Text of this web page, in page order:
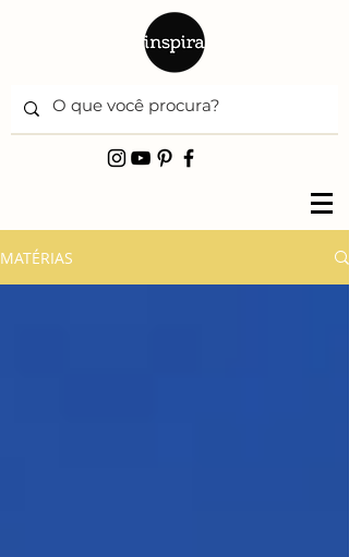
MATÉRIAS